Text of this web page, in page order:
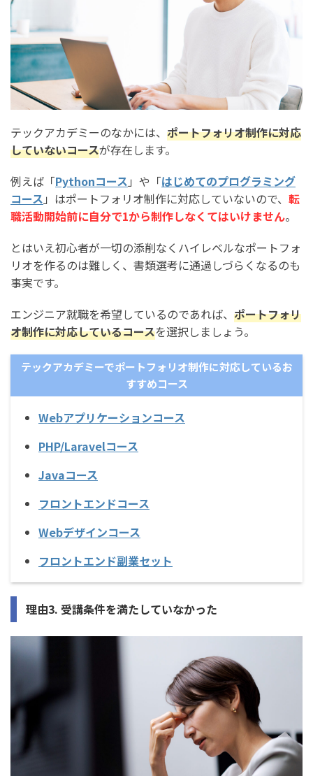
テックアカデミーのなかには、 ポートフォリオ制作に対応
していないコースが存在します。
例えば「Pythonコース 」や「はじめてのプログラミング
コース 」はポートフォリオ制作に対応していないので、 転
職活動開始前に自分で1から制作しなくてはいけません。
とはいえ初心者が一切の添削なくハイレベルなポートフォ
リオを作るのは難しく、書類選考に通過しづらくなるのも
事実です。
エンジニア就職を希望しているのであれば、 ポートフォリ
オ制作に対応しているコースを選択しましょう。
テックアカデミーでポートフォリオ制作に対応しているお
すすめコース
Webアプリケーションコース
PHP/Laravelコース
Javaコース
フロントエンドコース
Webデザインコース
フロントエンド副業セット
理由3. 受講条件を満たしていなかった